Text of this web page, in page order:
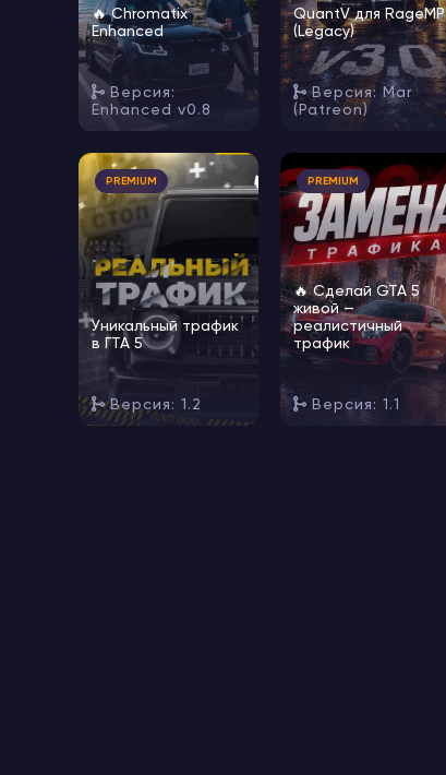
🔥 Chromatix
Enhanced
Версия:
Enhanced v0.8
QuantV для RageMP
(Legacy)
Версия: Mar
(Patreon)
PREMIUM 🔥
Уникальный трафик
в ГТА 5
Версия: 1.2
PREMIUM
🔥 Сделай GTA 5
живой —
реалистичный
трафик
Версия: 1.1